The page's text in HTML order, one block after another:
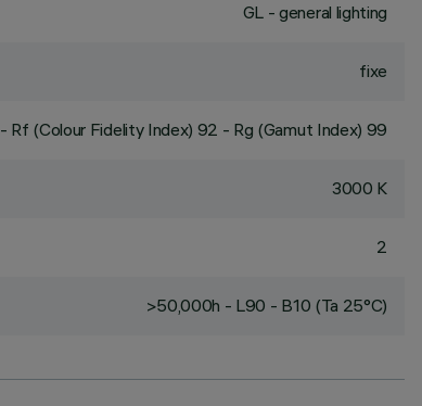
GL - general lighting
fixe
- Rf (Colour Fidelity Index) 92 - Rg (Gamut Index) 99
3000 K
2
>50,000h - L90 - B10 (Ta 25°C)